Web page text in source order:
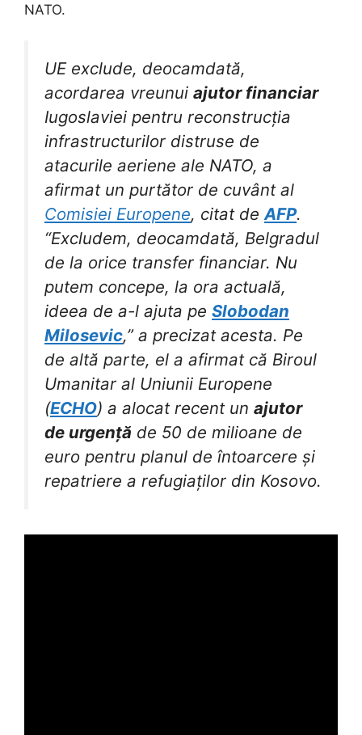
NATO.
UE exclude, deocamdată,
acordarea vreunui ajutor financiar
Iugoslaviei pentru reconstrucția
infrastructurilor distruse de
atacurile aeriene ale NATO, a
afirmat un purtător de cuvânt al
Comisiei Europene, citat deAFP.
“Excludem, deocamdată, Belgradul
de la orice transfer financiar. Nu
putem concepe, la ora actuală,
ideea de a-l ajuta pe Slobodan
Milosevic,” a precizat acesta. Pe
de altă parte, el a afirmat că Biroul
Umanitar al Uniunii Europene
(ECHO) a alocat recent un ajutor
de urgență de 50 de milioane de
euro pentru planul de întoarcere și
repatriere a refugiaților din Kosovo.